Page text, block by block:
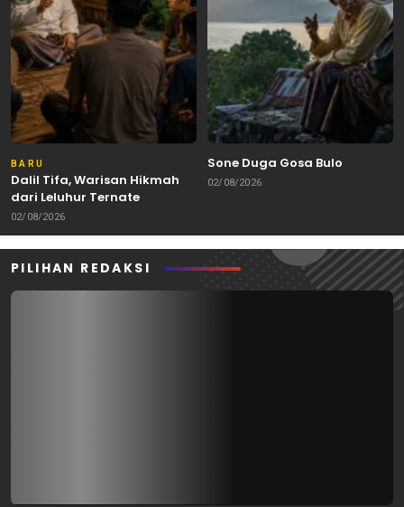
BARU
Dalil Tifa, Warisan Hikmah
dari Leluhur Ternate
02/08/2026
Sone Duga Gosa Bulo
02/08/2026
PILIHAN REDAKSI